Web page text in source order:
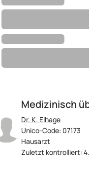
Medizinisch
Dr. K. Elhage
Unico-Code: 07173
Hausarzt
Zuletzt kontrolliert: